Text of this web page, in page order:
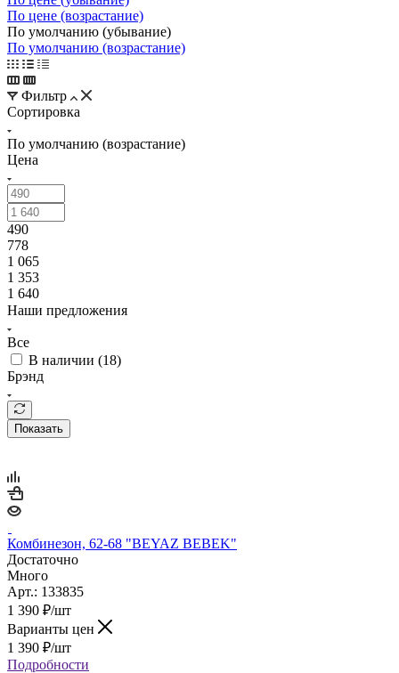
По цене (возрастание)
По умолчанию (убывание)
По умолчанию (возрастание)
Фильтр
Сортировка
По умолчанию (возрастание)
Цена
490
778
1 065
1 353
1 640
Наши предложения
Все
В наличии (18)
Брэнд
Показать
Комбинезон, 62-68 "BEYAZ BEBEK"
Достаточно
Много
Арт.: 133835
1 390 ₽/шт
Варианты цен
1 390 ₽/шт
Подробности